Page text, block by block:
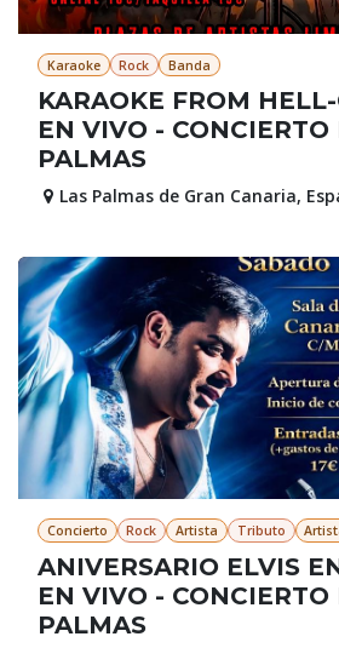
Karaoke Rock Banda
KARAOKE FROM
EN VIVO - CONCIERTO
PALMAS
Las Palmas de Gran Canaria,
Concierto Rock Artista Tributo
ANIVERSARIO ELVIS
EN VIVO - CONCIERTO
PALMAS